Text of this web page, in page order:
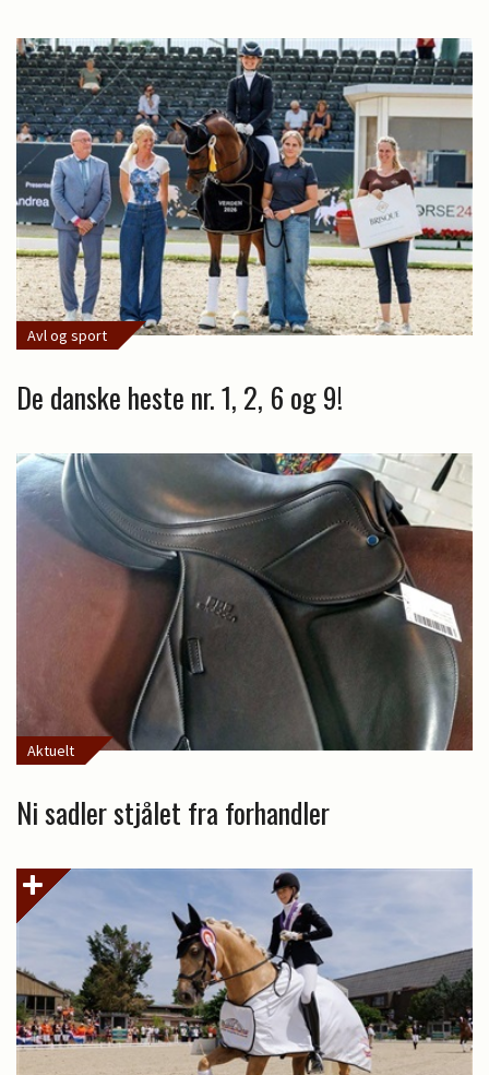
Avl og sport
De danske heste nr. 1, 2, 6 og 9!
Aktuelt
Ni sadler stjålet fra forhandler